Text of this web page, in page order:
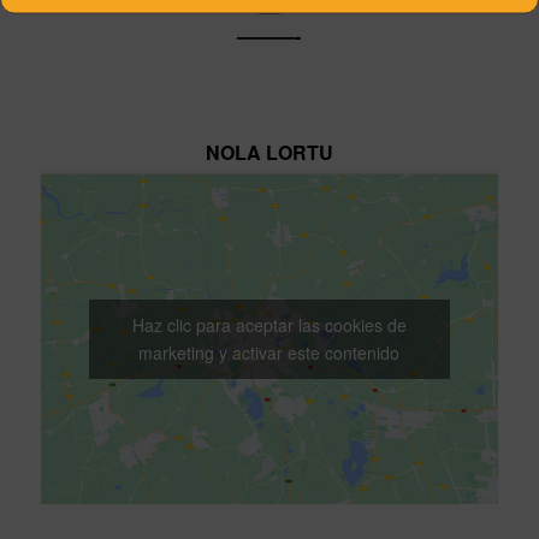
———-
NOLA LORTU
Haz clic para aceptar las cookies de
marketing y activar este contenido